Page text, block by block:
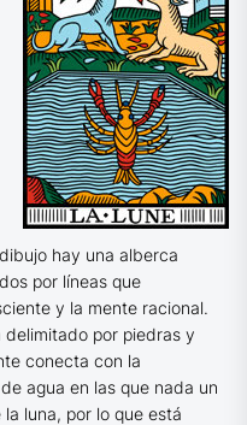
hay una alberca
por líneas que
y la mente racional.
delimitado por piedras y
conecta con la
agua en las que nada un
luna, por lo que está